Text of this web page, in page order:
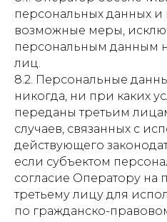
персональных данных и
возможные меры,
персональным данным
лиц.
8.2. Персональные
никогда, ни при каких
переданы третьим
случаев, связанных с
действующего
если субъектом
согласие Оператору на
третьему лицу для
по гражданско-